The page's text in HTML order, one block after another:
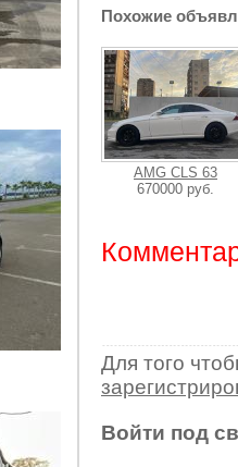
Похожие
AMG CLS 63
670000 руб.
Для того
Войти под